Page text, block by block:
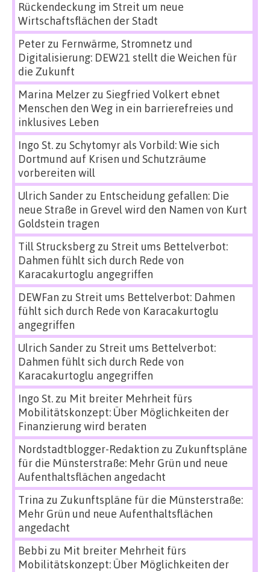
Rückendeckung im Streit um neue
Wirtschaftsflächen der Stadt
Peterzu Fernwärme, Stromnetz und
Digitalisierung: DEW21 stellt die Weichen für
die Zukunft
Marina Melzerzu Siegfried Volkert ebnet
Menschen den Weg in ein barrierefreies und
inklusives Leben
Ingo St.zu Schytomyr als Vorbild: Wie sich
Dortmund auf Krisen und Schutzräume
vorbereiten will
Ulrich Sanderzu Entscheidung gefallen: Die
neue Straße in Grevel wird den Namen von Kurt
Goldstein tragen
Till Strucksbergzu Streit ums Bettelverbot:
Dahmen fühlt sich durch Rede von
Karacakurtoglu angegriffen
DEWFan zu Streit ums Bettelverbot: Dahmen
fühlt sich durch Rede von Karacakurtoglu
angegriffen
Ulrich Sanderzu Streit ums Bettelverbot:
Dahmen fühlt sich durch Rede von
Karacakurtoglu angegriffen
Ingo St.zu Mit breiter Mehrheit fürs
Mobilitätskonzept: Über Möglichkeiten der
Finanzierung wird beraten
Nordstadtblogger-Redaktion zu Zukunftspläne
für die Münsterstraße: Mehr Grün und neue
Aufenthaltsflächen angedacht
Trina zu Zukunftspläne für die Münsterstraße:
Mehr Grün und neue Aufenthaltsflächen
angedacht
Bebbi zu Mit breiter Mehrheit fürs
Mobilitätskonzept: Über Möglichkeiten der